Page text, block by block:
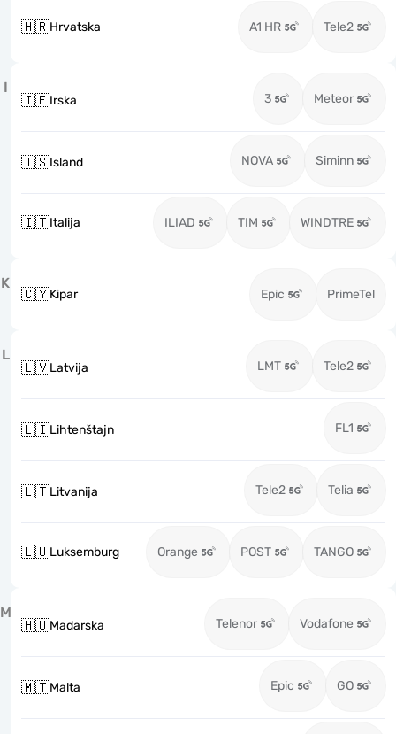
🇭🇷Hrvatska A1 HR Tele2
I
🇮🇪Irska 3 Meteor
🇮🇸Island NOVA Siminn
🇮🇹Italija ILIAD TIM WINDTRE
K
🇨🇾Kipar Epic PrimeTel
L
🇱🇻Latvija LMT Tele2
🇱🇮Lihtenštajn FL1
🇱🇹Litvanija Tele2 Telia
🇱🇺Luksemburg Orange POST TANGO
M
🇭🇺Mađarska Telenor Vodafone
🇲🇹Malta Epic GO